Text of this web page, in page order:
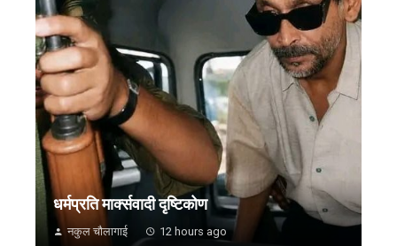
धर्मप्रति मार्क्सवादी दृष्टिकोण
नकुल चौलागाई 12 hours ago